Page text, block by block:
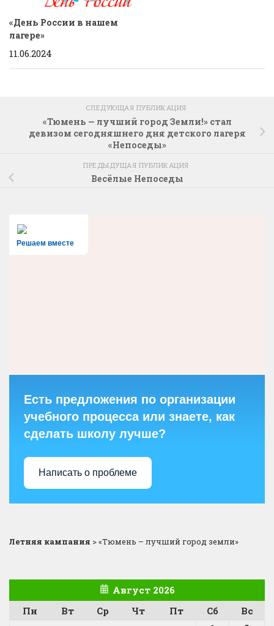
«День России в нашем
лагере»
11.06.2024
СЛЕДУЮЩАЯ ПУБЛИКАЦИЯ
«Тюмень — лучший город Земли!» стал
девизом сегодняшнего дня детского лагеря
«Непоседы»
ПРЕДЫДУЩАЯ ПУБЛИКАЦИЯ
Весёлые Непоседы
Решаем вместе
Есть предложения по организации
учебного процесса или знаете, как
сделать школу лучше?
Написать о проблеме
Летняя кампания >«Тюмень – лучший город земли»
Август 2026
Пн
Вт Ср Чт Пт Сб
Вс